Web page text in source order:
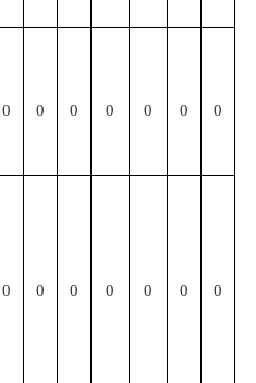
0 0 0 0 0 0 0
0 0 0 0 0 0 0